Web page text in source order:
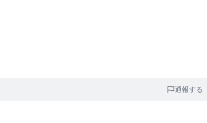
通報する